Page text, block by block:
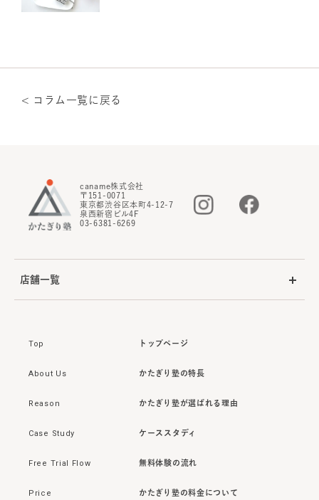
< コラム一覧に戻る
caname株式会社
〒151-0071
東京都渋谷区本町4-12-7
泉西新宿ビル4F
03-6381-6269
店舗一覧
Top トップページ
About Us かたぎり塾の特長
Reason かたぎり塾が選ばれる理由
Case Study ケーススタディ
Free Trial Flow 無料体験の流れ
Price かたぎり塾の料金について